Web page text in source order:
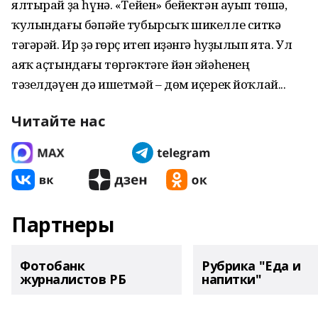
ялтырай ҙа һүнә. «Тейен» бейектән ауып төшә,
ҡулындағы бәпәйе тубырсыҡ шикелле ситкә
тәгәрәй. Ир ҙә гөрҫ итеп иҙәнгә һуҙылып ята. Ул
аяҡ аҫтындағы төргәктәге йән эйәһенең
тәзелдәүен дә ишетмәй – дөм иҫерек йоҡлай...
Читайте нас
Партнеры
Фотобанк
журналистов РБ
Рубрика "Еда и
напитки"